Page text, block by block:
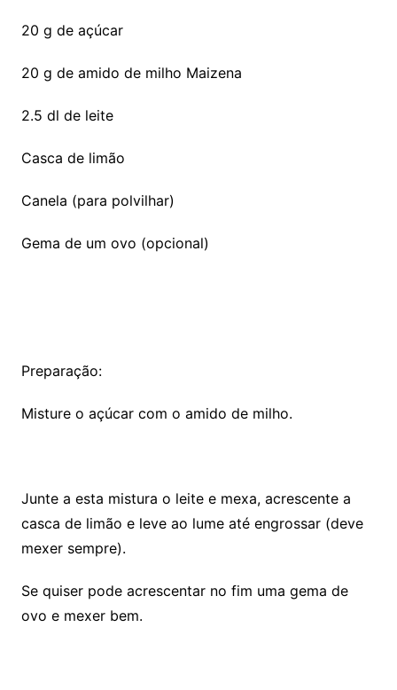
20 g de açúcar
20 g de amido de milho Maizena
2.5 dl de leite
Casca de limão
Canela (para polvilhar)
Gema de um ovo (opcional)
Preparação:
Misture o açúcar com o amido de milho.
Junte a esta mistura o leite e mexa, acrescente a
casca de limão e leve ao lume até engrossar (deve
mexer sempre).
Se quiser pode acrescentar no fim uma gema de
ovo e mexer bem.